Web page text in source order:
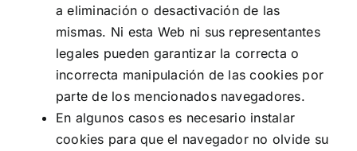
a eliminación o desactivación de las
mismas. Ni esta Web ni sus representantes
legales pueden garantizar la correcta o
incorrecta manipulación de las cookies por
parte de los mencionados navegadores.
En algunos casos es necesario instalar
cookies para que el navegador no olvide su